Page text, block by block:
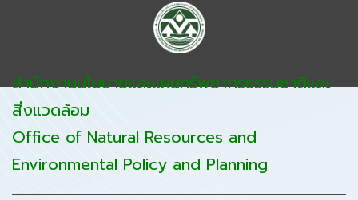
สำนักงานนโยบายและแผนทรัพยากรธรรมชาติและ
สิ่งแวดล้อม
Office of Natural Resources and
Environmental Policy and Planning